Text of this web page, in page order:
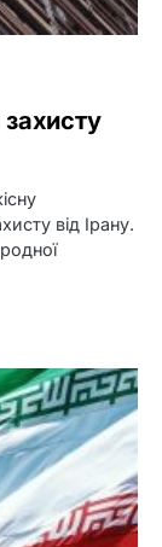
від Ірану.